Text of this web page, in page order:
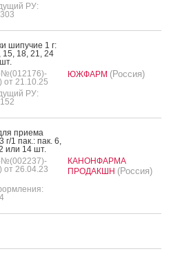
РУ:
ши­пучие 1 г:
15, 18, 21, 24
от 21.10.25
РУ:
ЮЖФАРМ (Россия)
при­ема
г/1 пак.: пак. 6,
или 14 шт.
от 26.04.23
КАНОНФАРМА
ПРОДАКШН (Россия)